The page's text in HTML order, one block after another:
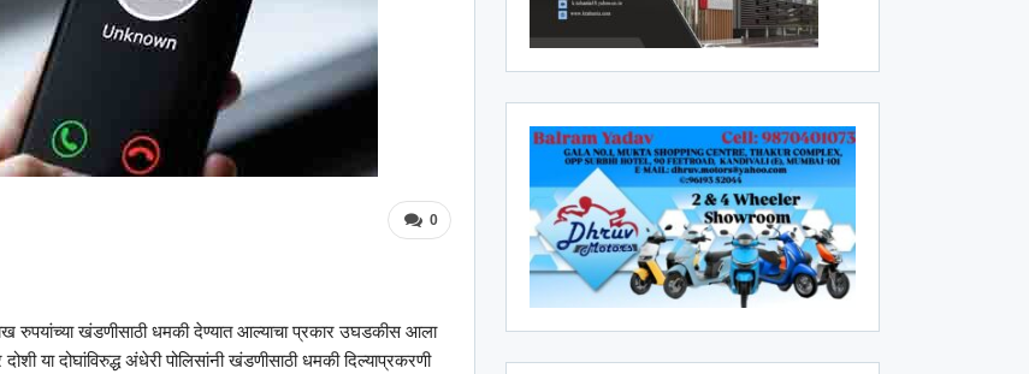
0
रुपयांच्या खंडणीसाठी धमकी देण्यात आल्याचा प्रकार उघडकीस आला
या दोघांविरुद्ध अंधेरी पोलिसांनी खंडणीसाठी धमकी दिल्याप्रकरणी